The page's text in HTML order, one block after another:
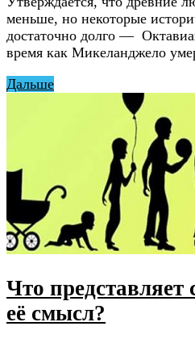
меньше, но некоторые
достаточно долго —
время как Микеланджело
Дальше
Что представляет
её смысл?